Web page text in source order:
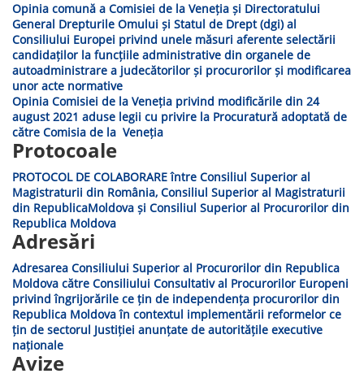
Opinia comună a Comisiei de la Veneția și Directoratului
General Drepturile Omului și Statul de Drept (dgi) al
Consiliului Europei privind unele măsuri aferente selectării
candidaților la funcțiile administrative din organele de
autoadministrare a judecătorilor și procurorilor și modificarea
unor acte normative
Opinia Comisiei de la Veneția privind modificările din 24
august 2021 aduse legii cu privire la Procuratură adoptată de
către Comisia de la Veneția
Protocoale
PROTOCOL DE COLABORARE între Consiliul Superior al
Magistraturii din România, Consiliul Superior al Magistraturii
din RepublicaMoldova și Consiliul Superior al Procurorilor din
Republica Moldova
Adresări
Adresarea Consiliului Superior al Procurorilor din Republica
Moldova către Consiliului Consultativ al Procurorilor Europeni
privind îngrijorările ce țin de independența procurorilor din
Republica Moldova în contextul implementării reformelor ce
țin de sectorul Justiției anunțate de autoritățile executive
naționale
Avize